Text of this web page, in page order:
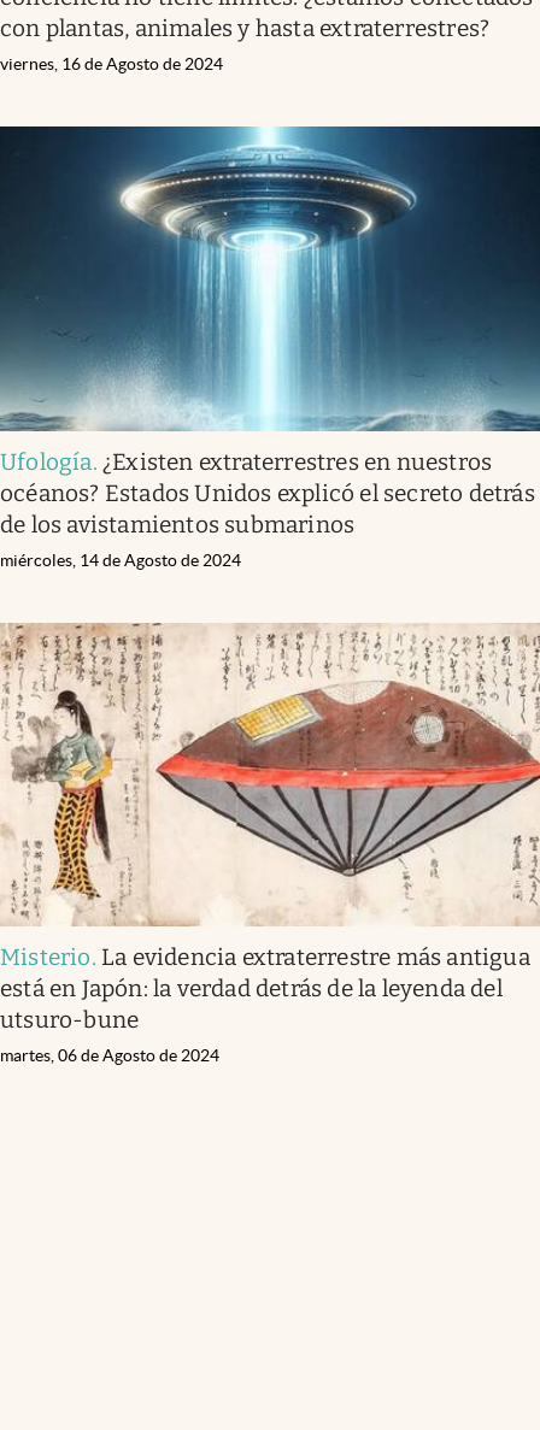
con plantas, animales y hasta extraterrestres?
viernes, 16 de Agosto de 2024
Ufología. ¿Existen extraterrestres en nuestros
océanos? Estados Unidos explicó el secreto detrás
de los avistamientos submarinos
miércoles, 14 de Agosto de 2024
Misterio. La evidencia extraterrestre más antigua
está en Japón: la verdad detrás de la leyenda del
utsuro-bune
martes, 06 de Agosto de 2024